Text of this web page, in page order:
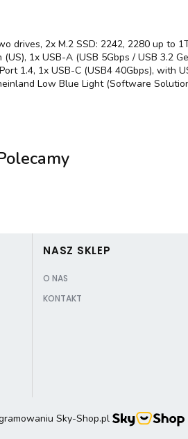
drives, 2x M.2 SSD: 2242, 2280 up to
1x USB-A (USB 5Gbps / USB 3.2
1.4, 1x USB-C (USB4 40Gbps), with
Low Blue Light (Software
NASZ SKLEP
O NAS
KONTAKT
Sky-Shop.pl